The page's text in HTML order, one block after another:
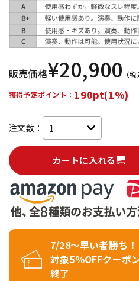
販売価格¥20,900 （税
獲得予定ポイント： 190pt(1%)
注文数：
カートに入れる
7/28～早い者勝ち
対象5％OFFクーポ
終了